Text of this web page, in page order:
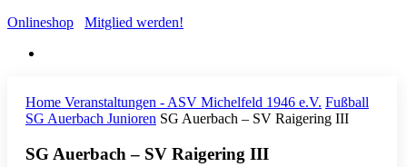
Onlineshop
Mitglied werden!
Home Veranstaltungen - ASV Michelfeld 1946 e.V. Fußball
SG Auerbach Junioren SG Auerbach – SV Raigering III
SG Auerbach – SV Raigering III